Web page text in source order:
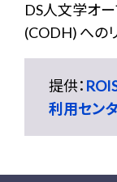
DS人文学オ
(CODH) への
提供：
利用セン